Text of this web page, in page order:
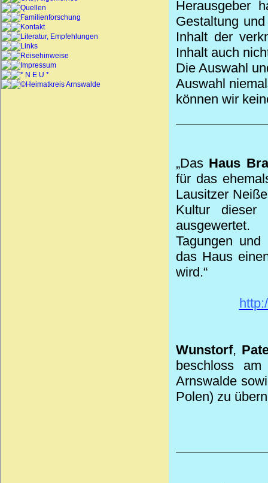
Quellen
Familienforschung
Kontakt
Literatur, Empfehlungen
Links
Reisehinweise
Impressum
* N E U *
©Heimatkreis Arnswalde
Herausgeber
Gestaltung
Inhalt der
Inhalt auch
Die Auswahl
Auswahl
können wir
„Das Haus
für das
Lausitzer
Kultur dieser
ausgewertet.
Tagungen und
das Haus
wird.“
Wunstorf,
beschloss
Arnswalde
Polen) zu